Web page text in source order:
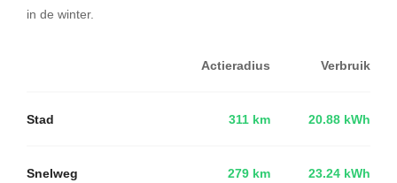
in de winter.
Actieradius Verbruik
Stad 311 km 20.88 kWh
Snelweg 279 km 23.24 kWh